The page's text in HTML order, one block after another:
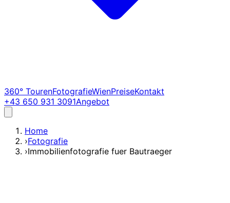
360° TourenFotografieWienPreiseKontakt
+43 650 931 3091Angebot
Home
›Fotografie
›Immobilienfotografie fuer Bautraeger